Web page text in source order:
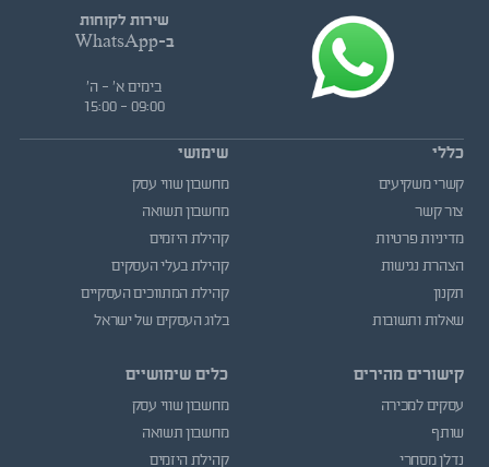
שירות לקוחות
ב-WhatsApp
בימים א' - ה'
09:00 - 15:00
כללי
קשרי משקיעים
צור קשר
מדיניות פרטיות
הצהרת נגישות
תקנון
שאלות ותשובות
קישורים מהירים
עסקים למכירה
שותף
נדלן מסחרי
שימושי
מחשבון שווי עסק
מחשבון תשואה
קהילת היזמים
קהילת בעלי העסקים
קהילת המתווכים העסקיים
בלוג העסקים של ישראל
כלים שימושיים
מחשבון שווי עסק
מחשבון תשואה
קהילת היזמים